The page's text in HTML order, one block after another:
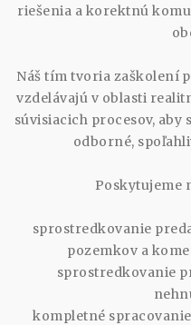
riešenia a korektnú
Náš tím tvoria zaškolení
vzdelávajú v oblasti
súvisiacich procesov,
odborné,
Poskytujeme
sprostredkovanie
pozemkov a
sprostredkovanie
kompletné